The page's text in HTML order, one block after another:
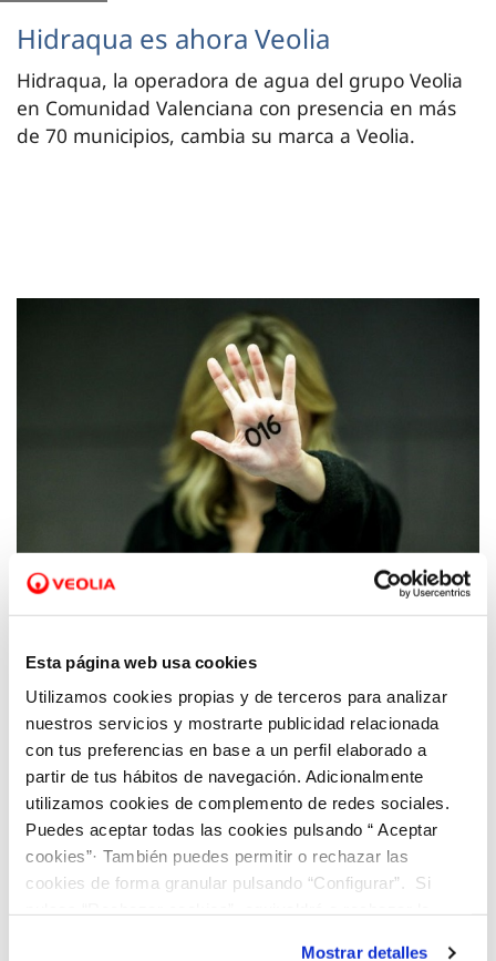
Esta página web usa cookies
Utilizamos cookies propias y de terceros para analizar
nuestros servicios y mostrarte publicidad relacionada
con tus preferencias en base a un perfil elaborado a
partir de tus hábitos de navegación. Adicionalmente
utilizamos cookies de complemento de redes sociales.
Puedes aceptar todas las cookies pulsando “ Aceptar
cookies”· También puedes permitir o rechazar las
cookies de forma granular pulsando “Configurar”. Si
Mostrar detalles
Hidraqua es ahora Veolia
Hidraqua, la operadora de agua del grupo Veolia
en Comunidad Valenciana con presencia en más
de 70 municipios, cambia su marca a Veolia.
03 JUL 2023
adhieren al convenio del Ministerio de
Igualdad contra la violencia de género